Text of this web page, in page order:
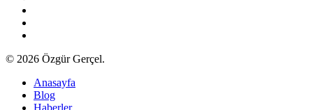
© 2026 Özgür Gerçel.
Close
Menu
Anasayfa
Blog
Haberler